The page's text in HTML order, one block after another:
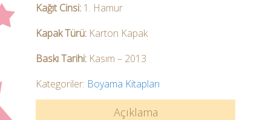
Kağıt Cinsi: 1. Hamur
Kapak Türü: Karton Kapak
Baskı Tarihi: Kasım – 2013
Kategoriler: Boyama Kitapları
Açıklama